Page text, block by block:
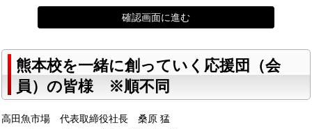
熊本校を一緒に創っていく応援団（会
員）の皆様 ※順不同
高田魚市場 代表取締役社長 桑原 猛